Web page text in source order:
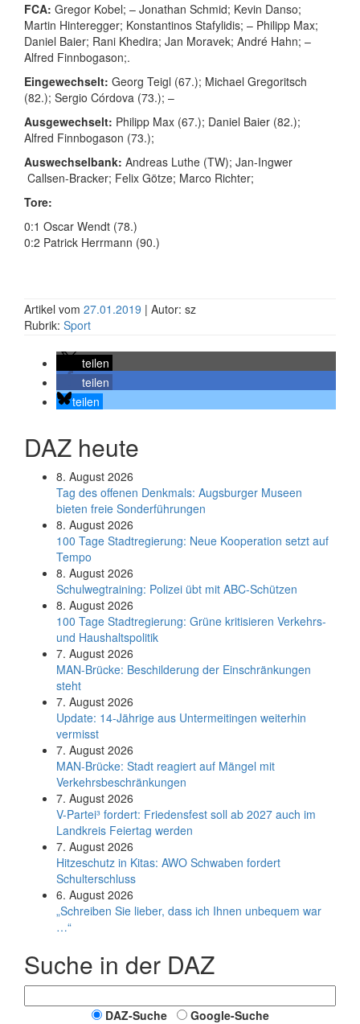
FCA: Gregor Kobel; – Jonathan Schmid; Kevin Danso;
Martin Hinteregger; Konstantinos Stafylidis; – Philipp Max;
Daniel Baier; Rani Khedira; Jan Moravek; André Hahn; –
Alfred Finnbogason;.
Eingewechselt: Georg Teigl (67.); Michael Gregoritsch
(82.); Sergio Córdova (73.); –
Ausgewechselt: Philipp Max (67.); Daniel Baier (82.);
Alfred Finnbogason (73.);
Auswechselbank: Andreas Luthe (TW); Jan-Ingwer
Callsen-Bracker; Felix Götze; Marco Richter;
Tore:
0:1 Oscar Wendt (78.)
0:2 Patrick Herrmann (90.)
Artikel vom 27.01.2019 | Autor: sz
Rubrik: Sport
teilen
teilen
teilen
DAZ heute
8. August 2026
Tag des offenen Denkmals: Augsburger Museen
bieten freie Sonderführungen
8. August 2026
100 Tage Stadtregierung: Neue Kooperation setzt auf
Tempo
8. August 2026
Schul­weg­trai­ning: Poli­zei übt mit ABC-Schüt­zen
8. August 2026
100 Tage Stadtregierung: Grüne kritisieren Verkehrs-
und Haushaltspolitik
7. August 2026
MAN-Brücke: Beschilderung der Einschränkungen
steht
7. August 2026
Update: 14-Jährige aus Untermeitingen weiterhin
vermisst
7. August 2026
MAN-Brücke: Stadt reagiert auf Mängel mit
Verkehrsbeschränkungen
7. August 2026
V-Partei­³ fordert: Friedens­fest soll ab 2027 auch im
Land­kreis Feier­tag werden
7. August 2026
Hitzeschutz in Kitas: AWO Schwaben fordert
Schulterschluss
6. August 2026
„Schreiben Sie lieber, dass ich Ihnen unbequem war
…“
Suche in der DAZ
DAZ-Suche
Google-Suche